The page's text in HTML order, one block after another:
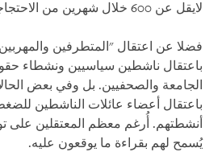
لايقل عن 600 خلال شهرين من الاحتجاجات.
فضلا عن اعتقال "المتطرفين
باعتقال ناشطين سياسيين ونشطاء
الجامعة والصحفيين. بل وفي بعض
باعتقال أعضاء عائلات الناشطين
أنشطتهم. أُرغم معظم المعتقلين على
يُسمح لهم بقراءة ما يوقعون عليه.